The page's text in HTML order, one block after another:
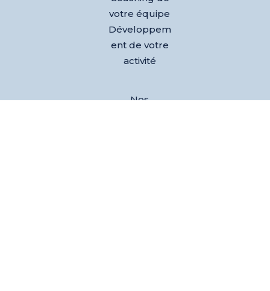
votre équipe
Développem
ent de votre
activité
Nos